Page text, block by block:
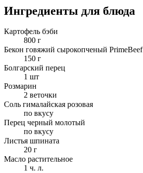
Ингредиенты для блюда
Картофель бэби
800 г
Бекон говяжий сырокопченый PrimeBeef
150 г
Болгарский перец
1 шт
Розмарин
2 веточки
Соль гималайская розовая
по вкусу
Перец черный молотый
по вкусу
Листья шпината
20 г
Масло растительное
1 ч. л.